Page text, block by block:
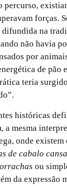
percurso,
forças.
na
não havia
por
de pão
teria
históricas
a mesma
onde existem
de cabalo
ou
da expressão